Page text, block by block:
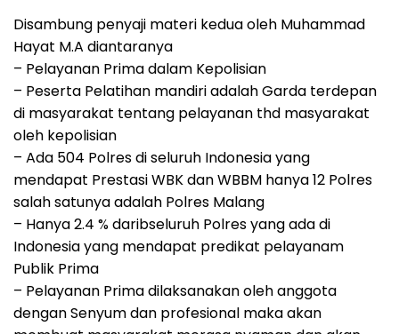
Disambung penyaji materi kedua oleh Muhammad
Hayat M.A diantaranya
– Pelayanan Prima dalam Kepolisian
– Peserta Pelatihan mandiri adalah Garda terdepan
di masyarakat tentang pelayanan thd masyarakat
oleh kepolisian
– Ada 504 Polres di seluruh Indonesia yang
mendapat Prestasi WBK dan WBBM hanya 12 Polres
salah satunya adalah Polres Malang
– Hanya 2.4 % daribseluruh Polres yang ada di
Indonesia yang mendapat predikat pelayanam
Publik Prima
– Pelayanan Prima dilaksanakan oleh anggota
dengan Senyum dan profesional maka akan